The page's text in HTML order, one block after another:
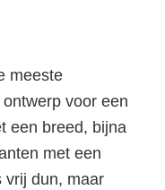
meeste
voor een
een breed, bijna
met een
vrij dun, maar